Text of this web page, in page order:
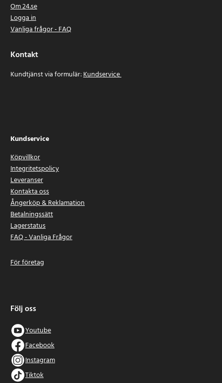
Om 24.se
Logga in
Vanliga frågor - FAQ
Kontakt
Kundtjänst via formulär:Kundservice
Kundservice
Köpvillkor
Integritetspolicy
Leveranser
Kontakta oss
Ångerköp & Reklamation
Betalningssätt
Lagerstatus
FAQ - Vanliga Frågor
För företag
Följ oss
Youtube
Facebook
Instagram
Tiktok